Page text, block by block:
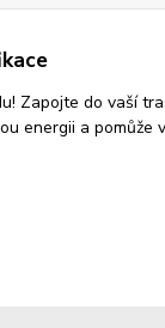
Zapojte do vaší
energii a pomůže